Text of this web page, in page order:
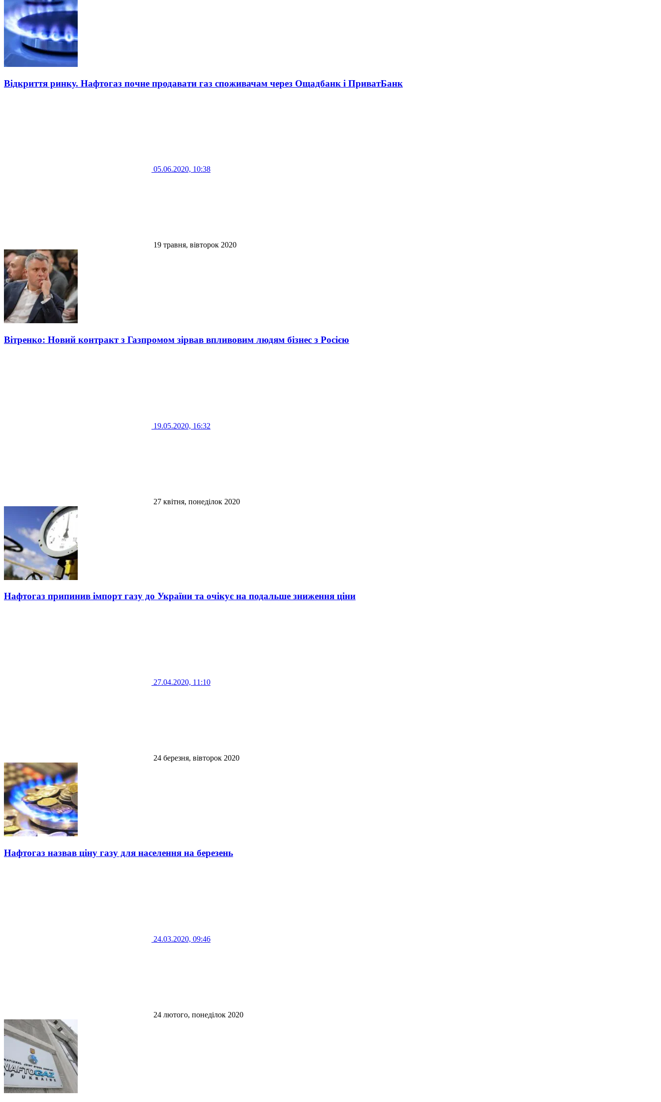
Відкриття ринку. Нафтогаз почне продавати газ споживачам через Ощадбанк і ПриватБанк
05.06.2020, 10:38
19 травня, вівторок 2020
Вітренко: Новий контракт з Газпромом зірвав впливовим людям бізнес з Росією
19.05.2020, 16:32
27 квітня, понеділок 2020
Нафтогаз припинив імпорт газу до України та очікує на подальше зниження ціни
27.04.2020, 11:10
24 березня, вівторок 2020
Нафтогаз назвав ціну газу для населення на березень
24.03.2020, 09:46
24 лютого, понеділок 2020